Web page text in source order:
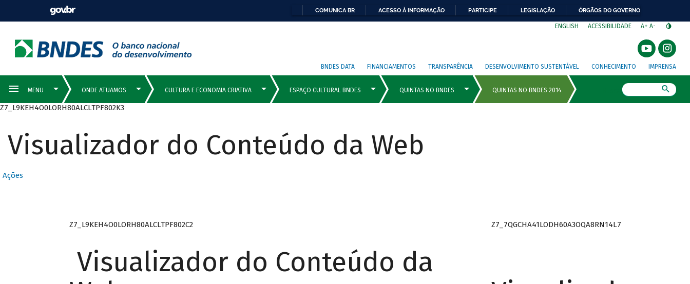
COMUNICA BR ACESSO À INFORMAÇÃO PARTICIPE LEGISLAÇÃO ÓRGÃOS DO GOVERNO
ENGLISH ACESSIBILIDADE A+ A-
BNDES DATA FINANCIAMENTOS TRANSPARÊNCIA DESENVOLVIMENTO SUSTENTÁVEL CONHECIMENTO IMPRENSA
Z7_L9KEH4O0LORH80ALCLTPF802K3
Visualizador do Conteúdo da Web
Ações
Z7_L9KEH4O0LORH80ALCLTPF802C2
Visualizador do Conteúdo da
Z7_7QGCHA41LODH60A3OQA8RN14L7